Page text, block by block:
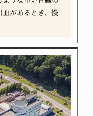
があるとき、慢